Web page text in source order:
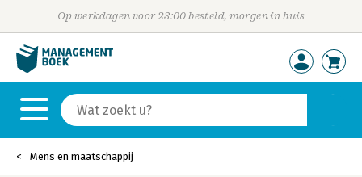
Op werkdagen voor 23:00 besteld, morgen in huis
Mens en maatschappij